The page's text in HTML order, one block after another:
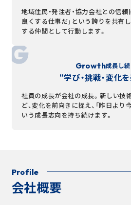
地域住民・発注者・協力会社との信頼
良くする仕事だ」という誇りを共有
する仲間として行動します。
Growth成長し
“学び・挑戦・変化
社員の成長が会社の成長。新しい技
ど、変化を前向きに捉え、「昨日より
いう成長志向を持ち続けます。
Profile
会社概要